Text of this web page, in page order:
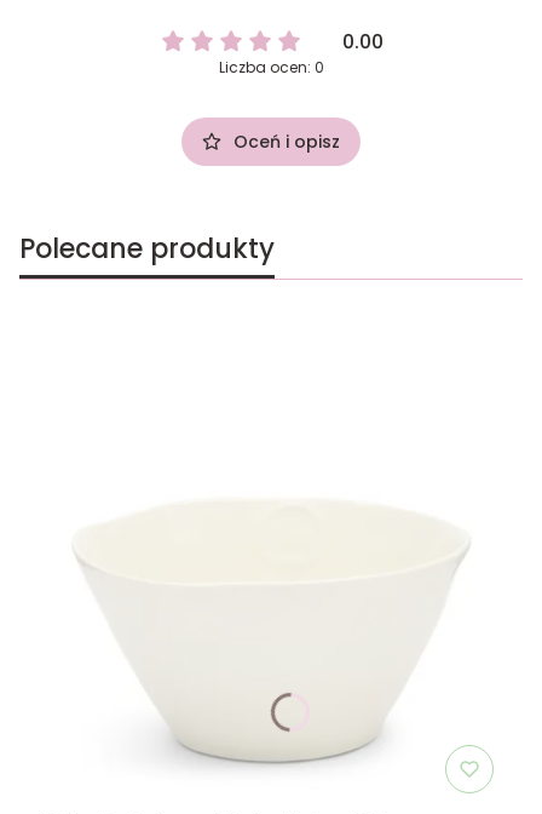
0.00
Liczba ocen: 0
Oceń i opisz
Polecane produkty